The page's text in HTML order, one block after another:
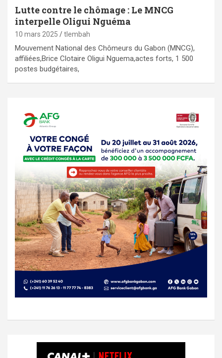
Lutte contre le chômage : Le MNCG
interpelle Oligui Nguéma
10 mars 2025 tlembah
Mouvement National des Chômeurs du Gabon (MNCG),
affiliées,Brice Clotaire Oligui Nguema,actes forts, 1 500
postes budgétaires,